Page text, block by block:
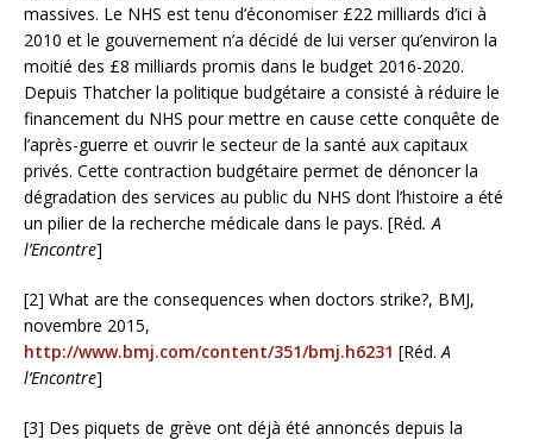
massives. Le NHS est tenu d’économiser £22 milliards d’ici à
2010 et le gouvernement n’a décidé de lui verser qu’environ la
moitié des £8 milliards promis dans le budget 2016-2020.
Depuis Thatcher la politique budgétaire a consisté à réduire le
financement du NHS pour mettre en cause cette conquête de
l’après-guerre et ouvrir le secteur de la santé aux capitaux
privés. Cette contraction budgétaire permet de dénoncer la
dégradation des services au public du NHS dont l’histoire a été
un pilier de la recherche médicale dans le pays. [Réd. A
l’Encontre]
[2] What are the consequences when doctors strike?, BMJ,
novembre 2015,
http://www.bmj.com/content/351/bmj.h6231 [Réd. A
l’Encontre]
[3] Des piquets de grève ont déjà été annoncés depuis la